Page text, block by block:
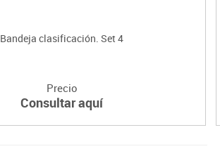
Bandeja clasificación. Set 4
Precio
Consultar aquí